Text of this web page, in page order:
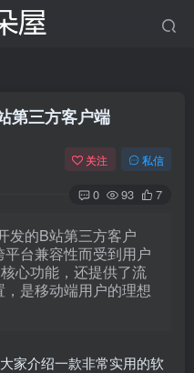
第三方客户端
关注 私信
0 93 7
发的B站第三方客户
台兼容性而受到用户
心功能，还提供了流
是移动端用户的理想
家介绍一款非常实用的软